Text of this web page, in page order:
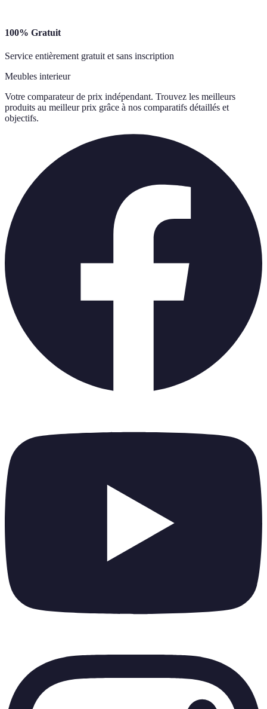
100% Gratuit
Service entièrement gratuit et sans inscription
Meubles interieur
Votre comparateur de prix indépendant. Trouvez les meilleurs
produits au meilleur prix grâce à nos comparatifs détaillés et
objectifs.